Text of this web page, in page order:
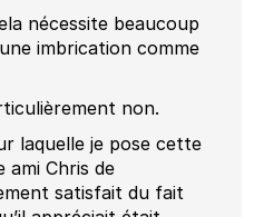
nécessite beaucoup
imbrication comme
non.
laquelle je pose cette
ami Chris de
satisfait du fait